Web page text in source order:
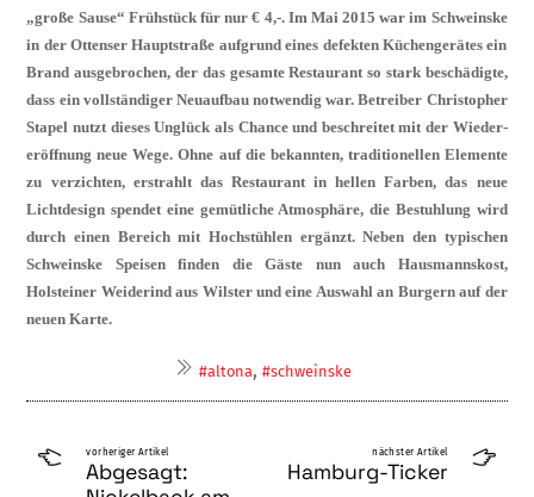
„große Sause“ Frühstück für nur € 4,-. Im Mai 2015 war im Schweinske
in der Ottenser Hauptstraße aufgrund eines de­fekten Küchengerätes ein
Brand ausge­brochen, der das gesamte Restaurant so stark beschädigte,
dass ein vollständiger Neuaufbau notwendig war. Betreiber Christopher
Stapel nutzt dieses Unglück als Chance und beschreitet mit der Wieder­
eröffnung neue Wege. Ohne auf die bekannten, traditionellen Elemente
zu verzichten, erstrahlt das Restaurant in hellen Farben, das neue
Lichtdesign spendet eine gemütliche Atmosphäre, die Bestuhlung wird
durch einen Bereich mit Hochstühlen ergänzt. Neben den typischen
Schweinske Speisen finden die Gäste nun auch Hausmannskost,
Holsteiner Weiderind aus Wilster und eine Auswahl an Burgern auf der
neuen Karte.
#altona, #schweinske
vorheriger Artikel
Abgesagt:
nächster Artikel
Hamburg-Ticker